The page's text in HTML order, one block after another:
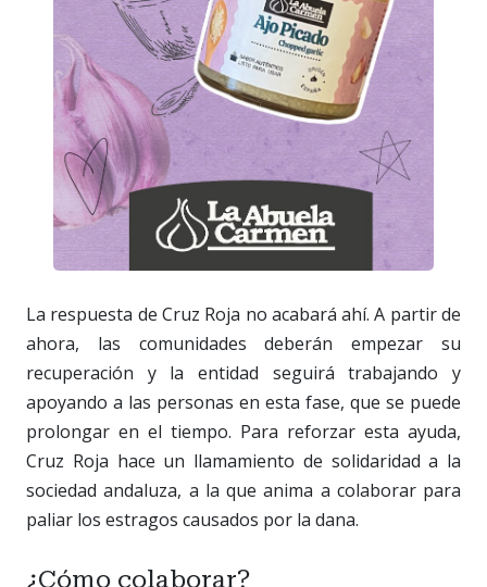
La respuesta de Cruz Roja no acabará ahí. A partir de
ahora, las comunidades deberán empezar su
recuperación y la entidad seguirá trabajando y
apoyando a las personas en esta fase, que se puede
prolongar en el tiempo. Para reforzar esta ayuda,
Cruz Roja hace un llamamiento de solidaridad a la
sociedad andaluza, a la que anima a colaborar para
paliar los estragos causados por la dana.
¿Cómo colaborar?